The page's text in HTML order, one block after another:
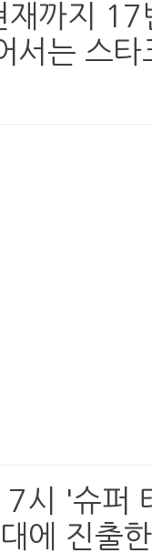
까지
서는 스
시 '슈퍼
에 진출